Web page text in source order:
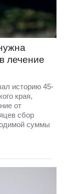
лечение
историю 45-
края,
от
сбор
суммы